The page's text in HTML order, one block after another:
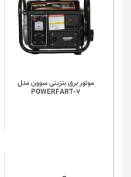
موتور برق بنزینی سوون مدل
POWERFART-7